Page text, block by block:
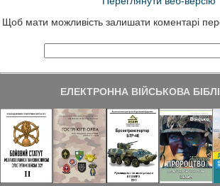
Щоб мати можливість залишати коментарі
ЕЛЕКТРОННА ВІЙСЬКОВА